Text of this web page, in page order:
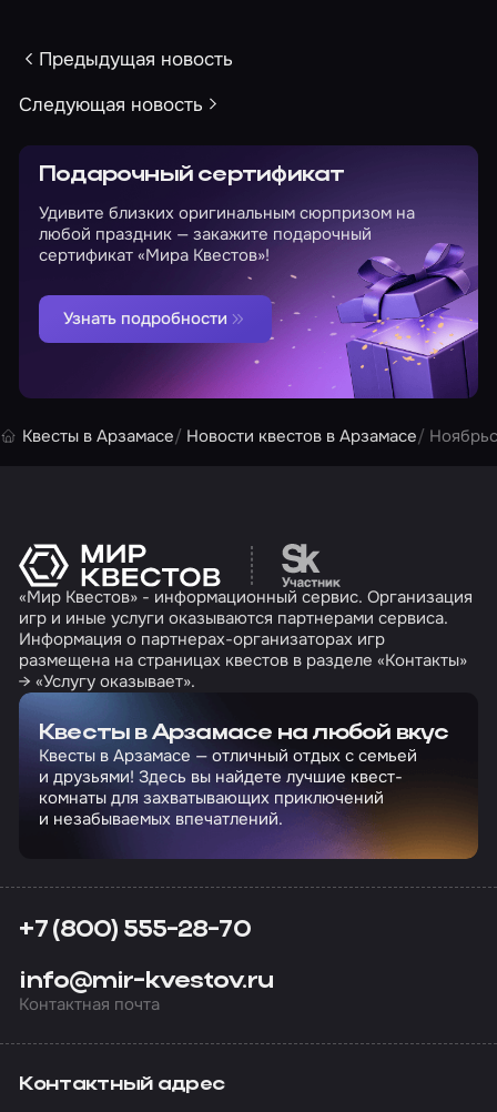
Предыдущая новость
Следующая новость
Подарочный сертификат
Удивите близких оригинальным сюрпризом на
любой праздник — закажите подарочный
сертификат «Мира Квестов»!
Узнать подробности
Квесты в Арзамасе Новости квестов в Арзамасе
Перейти на сайт
«Мир Квестов» - информационный сервис. Организация
игр и иные услуги оказываются партнерами сервиса.
Информация о партнерах-организаторах игр
размещена на страницах квестов в разделе «Контакты»
→ «Услугу оказывает».
Квесты в Арзамасе на любой вкус
Квесты в Арзамасе — отличный отдых с семьей
и друзьями! Здесь вы найдете лучшие квест-
комнаты для захватывающих приключений
и незабываемых впечатлений.
+7 (800) 555-28-70
info@mir-kvestov.ru
Контактная почта
Контактный адрес